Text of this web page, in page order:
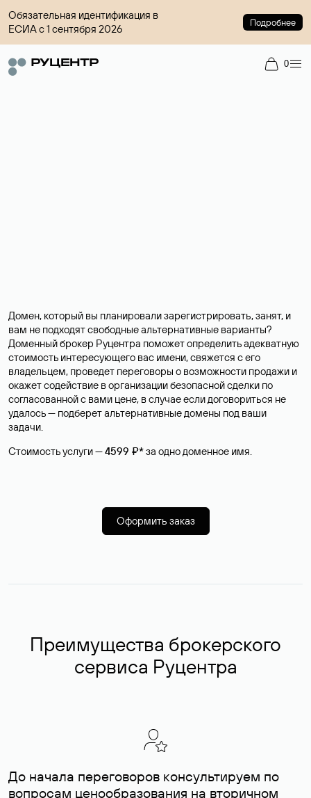
Обязательная идентификация в
ЕСИА с 1 сентября 2026
Подробнее
0
Домен, который вы планировали зарегистрировать, занят, и
вам не подходят свободные альтернативные варианты?
Доменный брокер Руцентра поможет определить адекватную
стоимость интересующего вас имени, свяжется с его
владельцем, проведет переговоры о возможности продажи и
окажет содействие в организации безопасной сделки по
согласованной с вами цене, в случае если договориться не
удалось — подберет альтернативные домены под ваши
задачи.
Стоимость услуги —4599 ₽*за одно доменное имя.
Оформить заказ
Преимущества брокерского
сервиса Руцентра
До начала переговоров консультируем по
вопросам ценообразования на вторичном